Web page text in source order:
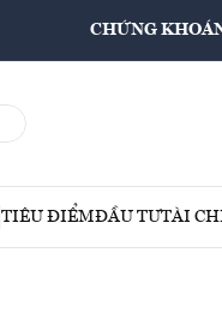
CHỨNG
TIÊU ĐIỂMĐẦU TƯTÀI